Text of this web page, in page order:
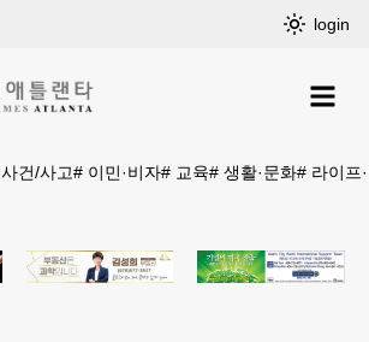
login
사건/사고# 이민·비자# 교육# 생활·문화# 라이프